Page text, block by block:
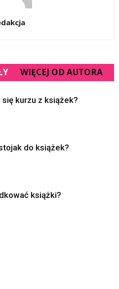
WIĘCEJ OD AUTORA
kurzu z książek?
do książek?
książki?